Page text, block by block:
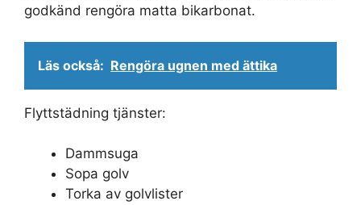
godkänd rengöra matta bikarbonat.
Läs också: Rengöra ugnen med ättika
Flyttstädning tjänster:
Dammsuga
Sopa golv
Torka av golvlister